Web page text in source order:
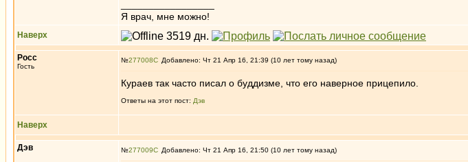
Я врач, мне можно!
Наверх
Росс
Гость
№277008 Добавлено: Чт 21 Апр 16, 21:39 (10 лет тому назад)
Кураев так часто писал о буддизме, что его наверное прицепило.
Ответы на этот пост: Дэв
Наверх
Дэв №277009 Добавлено: Чт 21 Апр 16, 21:50 (10 лет тому назад)